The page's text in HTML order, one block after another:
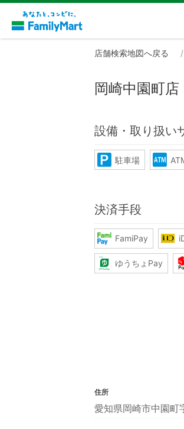
店舗検索地図へ戻る
岡崎中園町店
設備・取り扱い
駐車場
決済手段
FamiPay
ゆうちょPay
住所
愛知県岡崎市中園町